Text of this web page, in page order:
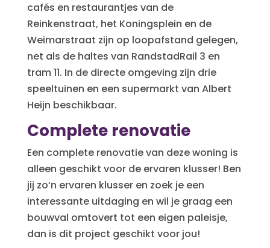
cafés en restaurantjes van de
Reinkenstraat, het Koningsplein en de
Weimarstraat zijn op loopafstand gelegen,
net als de haltes van RandstadRail 3 en
tram 11. In de directe omgeving zijn drie
speeltuinen en een supermarkt van Albert
Heijn beschikbaar.
Complete renovatie
Een complete renovatie van deze woning is
alleen geschikt voor de ervaren klusser! Ben
jij zo’n ervaren klusser en zoek je een
interessante uitdaging en wil je graag een
bouwval omtovert tot een eigen paleisje,
dan is dit project geschikt voor jou!